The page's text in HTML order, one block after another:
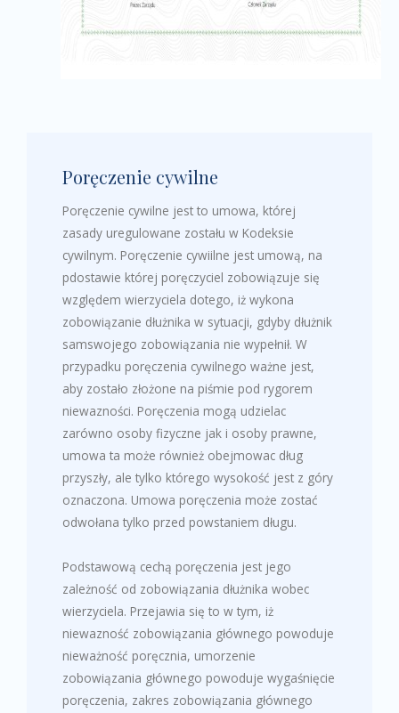
Poręczenie cywilne
Poręczenie cywilne jest to umowa, której
zasady uregulowane zostału w Kodeksie
cywilnym. Poręczenie cywiilne jest umową, na
pdostawie której poręczyciel zobowiązuje się
względem wierzyciela dotego, iż wykona
zobowiązanie dłużnika w sytuacji, gdyby dłużnik
samswojego zobowiązania nie wypełnił. W
przypadku poręczenia cywilnego ważne jest,
aby zostało złożone na piśmie pod rygorem
niewazności. Poręczenia mogą udzielac
zarówno osoby fizyczne jak i osoby prawne,
umowa ta może również obejmowac dług
przyszły, ale tylko którego wysokość jest z góry
oznaczona. Umowa poręczenia może zostać
odwołana tylko przed powstaniem długu.
Podstawową cechą poręczenia jest jego
zależność od zobowiązania dłużnika wobec
wierzyciela. Przejawia się to w tym, iż
niewazność zobowiązania głównego powoduje
nieważność poręcznia, umorzenie
zobowiązania głównego powoduje wygaśnięcie
poręczenia, zakres zobowiązania głównego